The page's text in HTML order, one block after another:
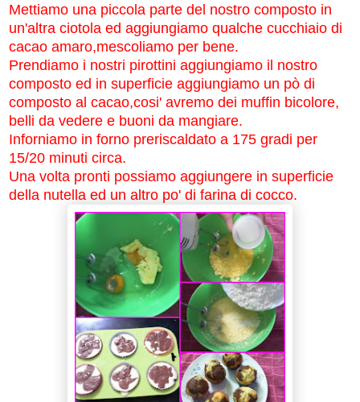
Mettiamo una piccola parte del nostro composto in
un'altra ciotola ed aggiungiamo qualche cucchiaio di
cacao amaro,mescoliamo per bene.
Prendiamo i nostri pirottini aggiungiamo il nostro
composto ed in superficie aggiungiamo un pò di
composto al cacao,cosi' avremo dei muffin bicolore,
belli da vedere e buoni da mangiare.
Inforniamo in forno preriscaldato a 175 gradi per
15/20 minuti circa.
Una volta pronti possiamo aggiungere in superficie
della nutella ed un altro po' di farina di cocco.